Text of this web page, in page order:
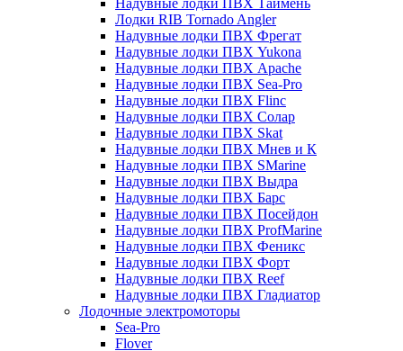
Надувные лодки ПВХ Таймень
Лодки RIB Tornado Angler
Надувные лодки ПВХ Фрегат
Надувные лодки ПВХ Yukona
Надувные лодки ПВХ Apache
Надувные лодки ПВХ Sea-Pro
Надувные лодки ПВХ Flinc
Надувные лодки ПВХ Солар
Надувные лодки ПВХ Skat
Надувные лодки ПВХ Мнев и К
Надувные лодки ПВХ SMarine
Надувные лодки ПВХ Выдра
Надувные лодки ПВХ Барс
Надувные лодки ПВХ Посейдон
Надувные лодки ПВХ ProfMarine
Надувные лодки ПВХ Феникс
Надувные лодки ПВХ Форт
Надувные лодки ПВХ Reef
Надувные лодки ПВХ Гладиатор
Лодочные электромоторы
Sea-Pro
Flover